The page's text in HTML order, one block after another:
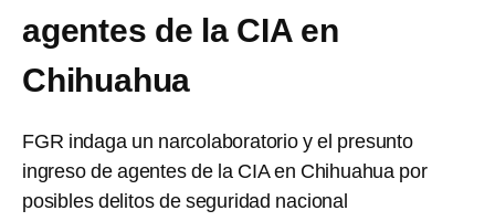
agentes de la CIA en
Chihuahua
FGR indaga un narcolaboratorio y el presunto
ingreso de agentes de la CIA en Chihuahua por
posibles delitos de seguridad nacional